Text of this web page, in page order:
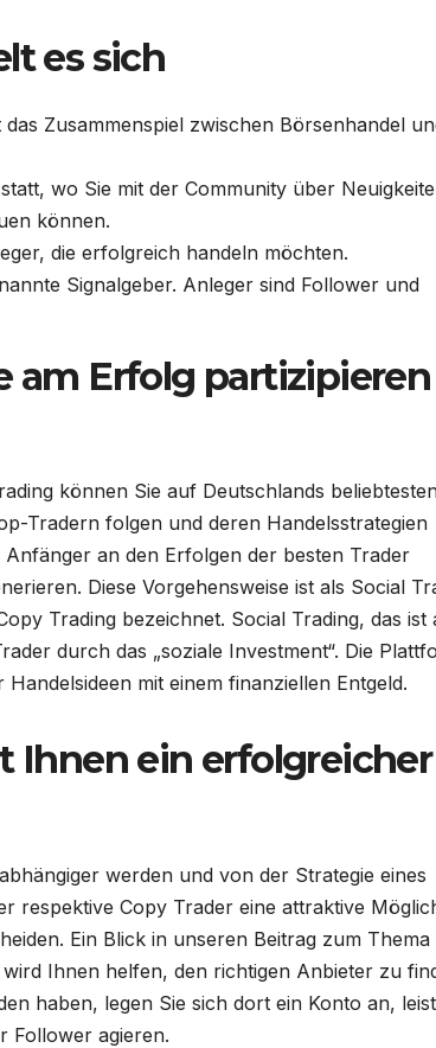
es sich
Zusammenspiel zwischen Börsenhandel
wo Sie mit der Community über
können.
die erfolgreich handeln möchten.
Signalgeber. Anleger sind Follower und
am Erfolg partizipieren
können Sie auf Deutschlands
Tradern folgen und deren Handelsstrategien
an den Erfolgen der besten Trader
Diese Vorgehensweise ist als Social
Trading bezeichnet. Social Trading, das ist
durch das „soziale Investment“. Die
mit einem finanziellen Entgeld.
Ihnen ein erfolgreicher
werden und von der Strategie eines
respektive Copy Trader eine attraktive
Ein Blick in unseren Beitrag zum Thema
Ihnen helfen, den richtigen Anbieter zu
haben, legen Sie sich dort ein Konto an,
Follower agieren.